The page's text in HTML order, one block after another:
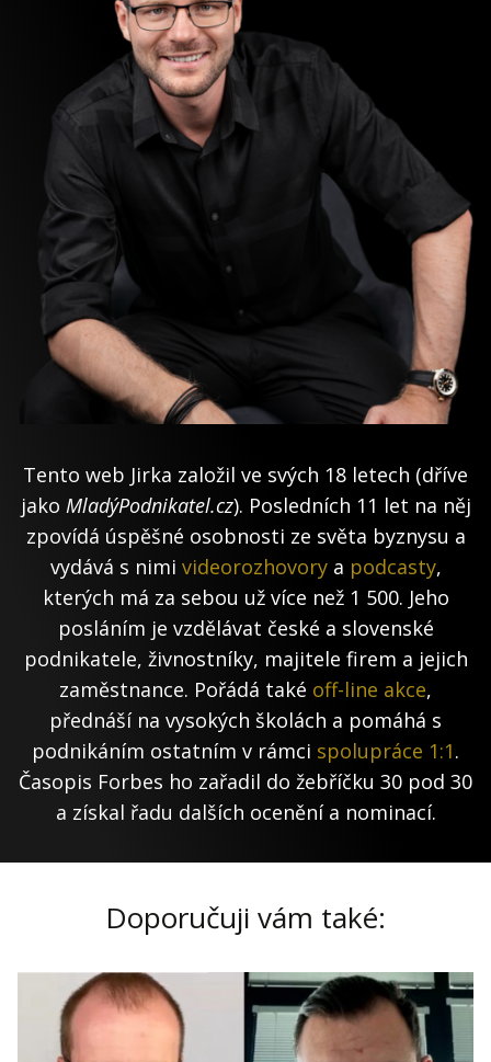
Tento web Jirka založil ve svých 18 letech (dříve
jako MladýPodnikatel.cz). Posledních 11 let na něj
zpovídá úspěšné osobnosti ze světa byznysu a
vydává s nimi videorozhovorya podcasty,
kterých má za sebou už více než 1 500. Jeho
posláním je vzdělávat české a slovenské
podnikatele, živnostníky, majitele firem a jejich
zaměstnance. Pořádá také off-line akce,
přednáší na vysokých školách a pomáhá s
podnikáním ostatním v rámci spolupráce 1:1.
Časopis Forbes ho zařadil do žebříčku 30 pod 30
a získal řadu dalších ocenění a nominací.
Doporučuji vám také: